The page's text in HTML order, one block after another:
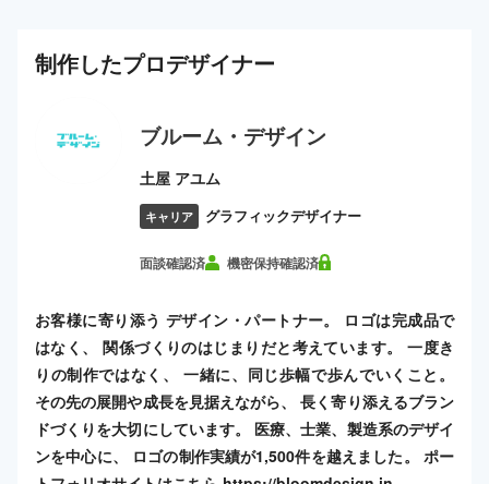
制作したプロデザイナー
ブルーム・デザイン
土屋 アユム
キャリア グラフィックデザイナー
面談確認済 機密保持確認済
お客様に寄り添う デザイン・パートナー。 ロゴは完成品で
はなく、 関係づくりのはじまりだと考えています。 一度き
りの制作ではなく、 一緒に、同じ歩幅で歩んでいくこと。
その先の展開や成長を見据えながら、 長く寄り添えるブラン
ドづくりを大切にしています。 医療、士業、製造系のデザイ
ンを中心に、 ロゴの制作実績が1,500件を越えました。 ポー